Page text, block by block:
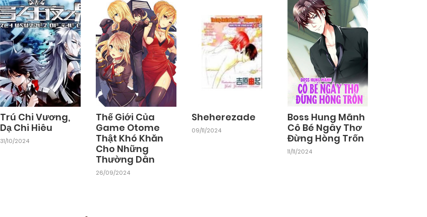
Trú Chi Vương,
Dạ Chi Hiêu
31/10/2024
Thế Giới Của
Game Otome
Thật Khó Khăn
Cho Những
Thường Dân
26/09/2024
Sheherezade
09/11/2024
Boss Hung Mãnh
Cô Bé Ngây Thơ
Đừng Hòng Trốn
11/11/2024